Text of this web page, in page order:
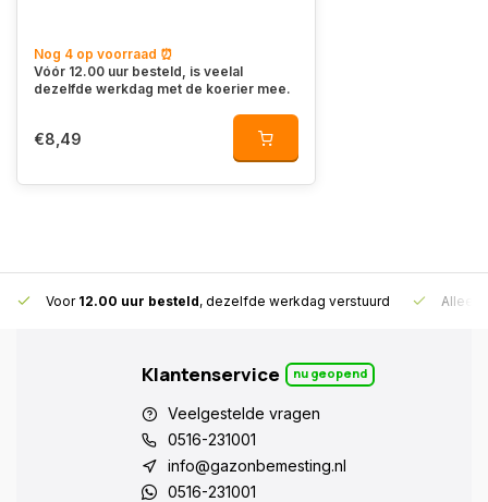
Nog 4 op voorraad ⏰
Vóór 12.00 uur besteld, is veelal
dezelfde werkdag met de koerier mee.
€8,49
Voor 12.00 uur besteld, dezelfde werkdag verstuurd Alleen
Klantenservice nu geopend
Veelgestelde vragen
0516-231001
info@gazonbemesting.nl
0516-231001